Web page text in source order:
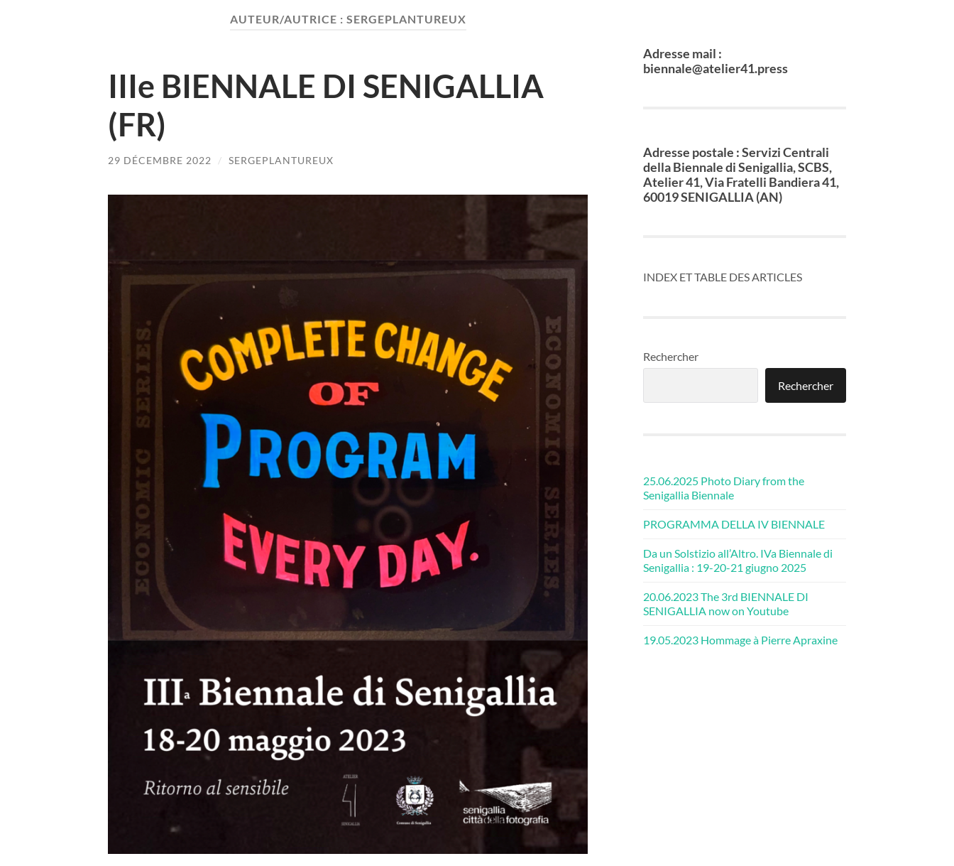
AUTEUR/AUTRICE : SERGEPLANTUREUX
IIIe BIENNALE DI SENIGALLIA
(FR)
29 DÉCEMBRE 2022 / SERGEPLANTUREUX
Adresse mail :
biennale@atelier41.press
Adresse postale : Servizi Centrali
della Biennale di Senigallia, SCBS,
Atelier 41, Via Fratelli Bandiera 41,
60019 SENIGALLIA (AN)
INDEX ET TABLE DES ARTICLES
Rechercher
Rechercher
25.06.2025 Photo Diary from the
Senigallia Biennale
PROGRAMMA DELLA IV BIENNALE
Da un Solstizio all’Altro. IVa Biennale di
Senigallia : 19-20-21 giugno 2025
20.06.2023 The 3rd BIENNALE DI
SENIGALLIA now on Youtube
19.05.2023 Hommage à Pierre Apraxine